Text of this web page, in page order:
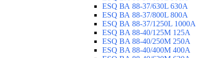
ESQ ВА 88-37/630L 630A
ESQ ВА 88-37/800L 800A
ESQ ВА 88-37/1250L 1000A
ESQ BA 88-40/125M 125A
ESQ BA 88-40/250M 250A
ESQ BA 88-40/400M 400A